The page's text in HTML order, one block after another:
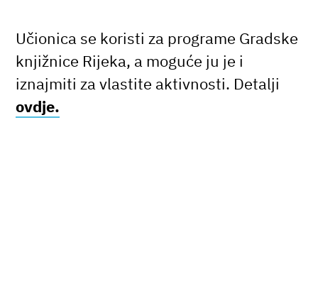
Učionica se koristi za programe Gradske
knjižnice Rijeka, a moguće ju je i
iznajmiti za vlastite aktivnosti. Detalji
ovdje.